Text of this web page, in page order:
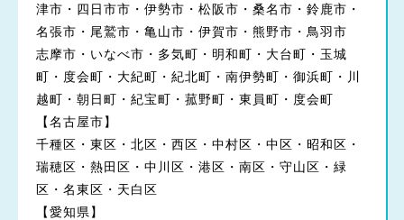
津市・四日市市・伊勢市・松阪市・桑名市・鈴鹿市・
名張市・尾鷲市・亀山市・伊賀市・熊野市・鳥羽市
志摩市・いなべ市・多気町・明和町・大台町・玉城
町・度会町・大紀町・紀北町・南伊勢町・御浜町・川
越町・朝日町・紀宝町・菰野町・東員町・度会町
【名古屋市】
千種区・東区・北区・西区・中村区・中区・昭和区・
瑞穂区・熱田区・中川区・港区・南区・守山区・緑
区・名東区・天白区
【愛知県】